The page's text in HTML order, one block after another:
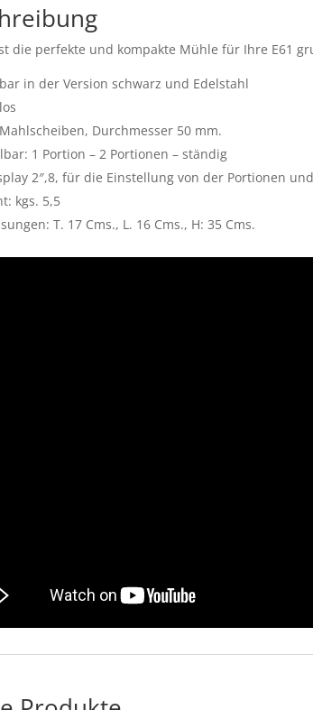
die perfekte und kompakte Mühle für Ihre E61
in der Version schwarz und Edelstahl
Durchmesser 50 mm.
1 Portion – 2 Portionen – ständig
2″,8, für die Einstellung von der Portionen
kgs. 5,5
T. 17 Cms., L. 16 Cms., H: 35 Cms.